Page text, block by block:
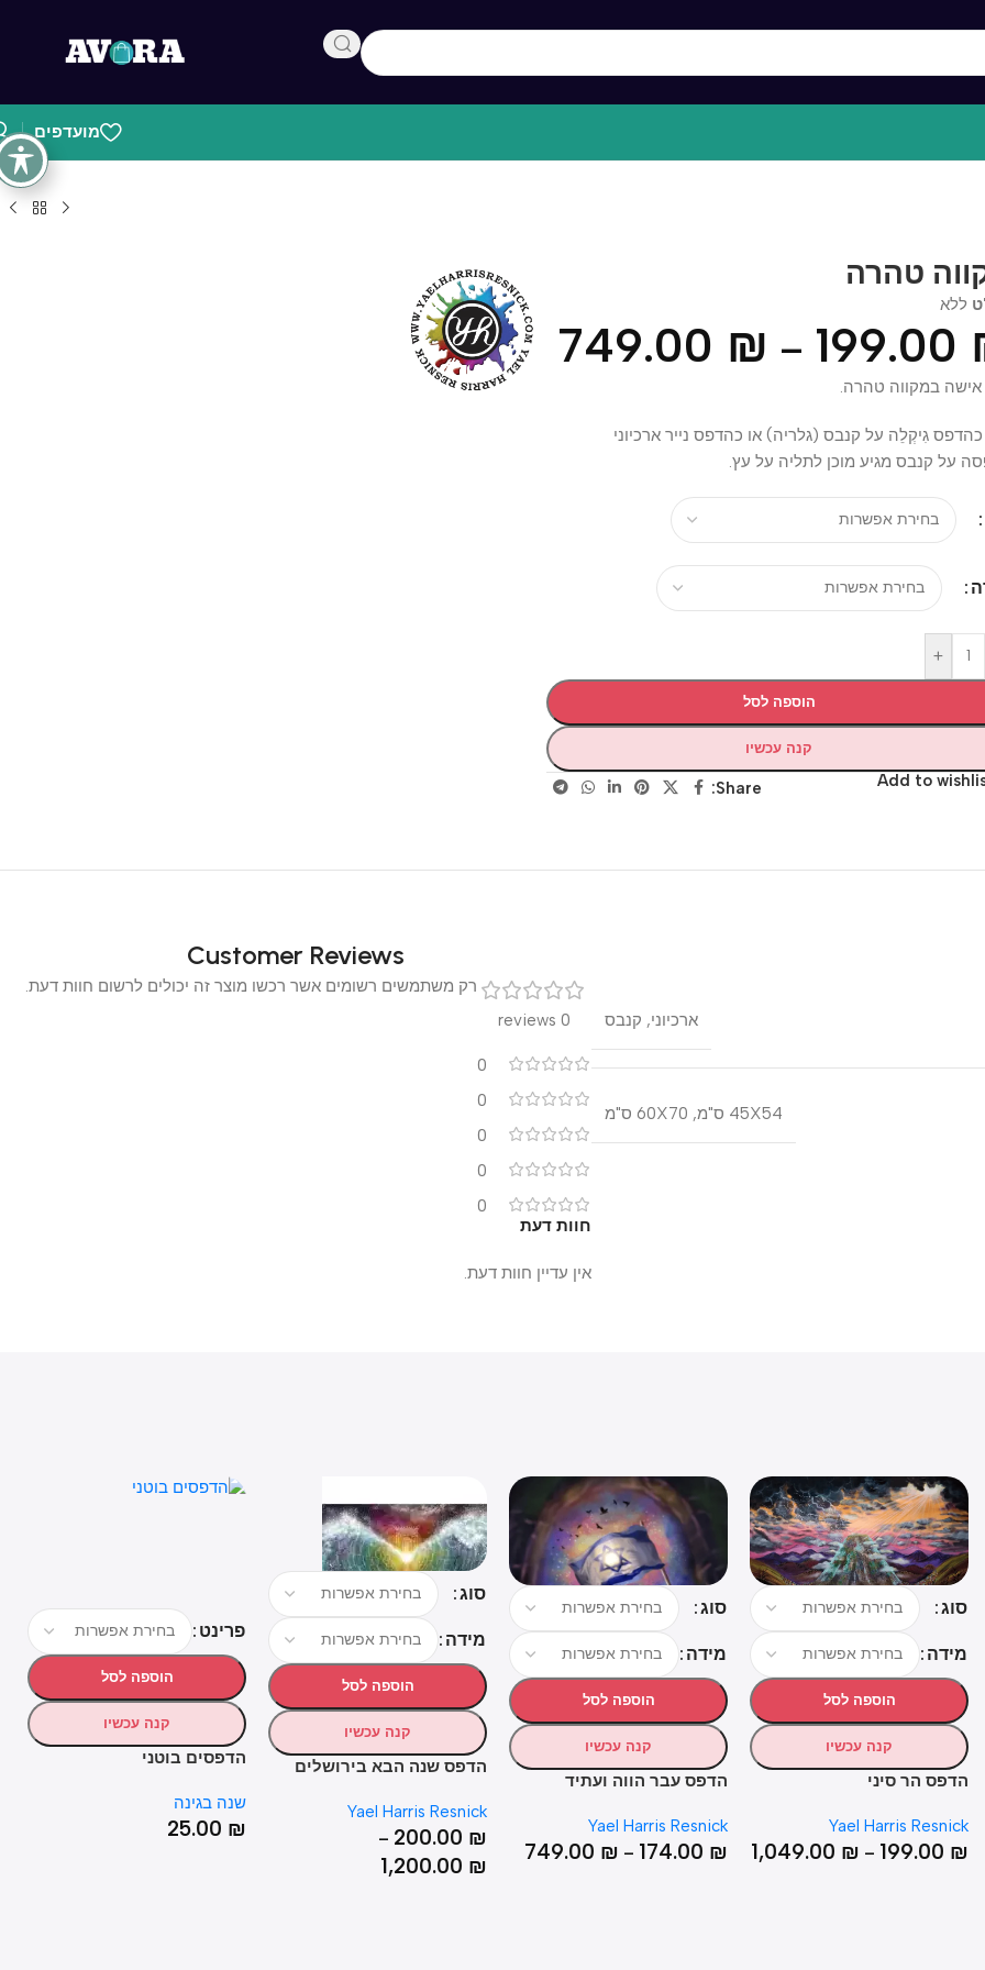
מועדפים
טהרה
–
749.00₪
במקווה טהרה.
גִיקְלֵה על קנבס (גלריה) או כהדפס נייר ארכיוני
קנבס מגיע מוכן לתליה על עץ.
+
הוספה לסל
קנה עכשיו
Add to
Share:
ארכיוני,קנבס
45X54 ס"מ ,60X70 ס"מ
Customer Reviews
0
0
0
0
0
חוות דעת
אין עדיין חוות דעת.
רק משתמשים רשומים אשר רכשו מוצר זה יכולים לרשום חוות דעת.
הוספה לסל
קנה עכשיו
הר סיני
Yael Harris
199.00
–
1,049.00₪
מידה
הוספה לסל
קנה עכשיו
הדפס עבר הווה ועתיד
Yael Harris Resnick
174.00 ₪
–
749.00₪
מידה
הוספה לסל
קנה עכשיו
הדפס שנה הבא בירושלים
Yael Harris Resnick
200.00
–
1,200.00
פרינט
הוספה לסל
קנה עכשיו
הדפסים בוטני
שנה בגינה
25.00